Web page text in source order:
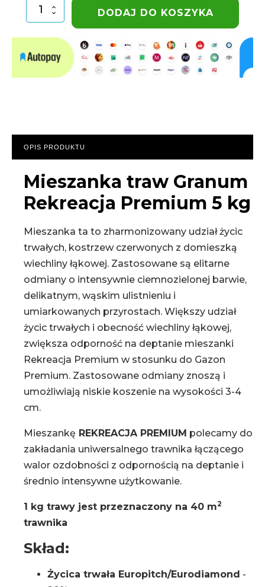
ilość
Trawa
Granum
Premium
DODAJ DO KOSZYKA
OPIS PRODUKTU
Mieszanka traw Granum
Rekreacja Premium 5 kg
Mieszanka ta to zharmonizowany udział życic
trwałych, kostrzew czerwonych z domieszką
wiechliny łąkowej. Zastosowane są elitarne
odmiany o intensywnie ciemnozielonej barwie,
delikatnym, wąskim ulistnieniu i
umiarkowanych przyrostach. Większy udział
życic trwałych i obecność wiechliny łąkowej,
zwiększa odporność na deptanie mieszanki
Rekreacja Premium w stosunku do Gazon
Premium. Zastosowane odmiany znoszą i
umożliwiają niskie koszenie na wysokości 3-4
cm.
Mieszankę REKREACJA PREMIUM polecamy do
zakładania uniwersalnego trawnika łączącego
walor ozdobności z odpornością na deptanie i
średnio intensywne użytkowanie.
1 kg trawy jest przeznaczony na 40 m2
trawnika
Skład:
Życica trwała Europitch/Eurodiamond -